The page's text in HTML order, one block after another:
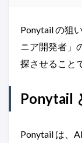
Ponytail の狙
ニア開発者」
探させること
Ponytail
Ponytail は、